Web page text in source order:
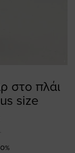
στο πλάι
size